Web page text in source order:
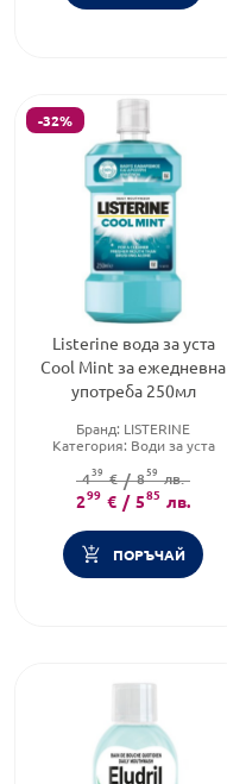
-32%
Listerine вода за уста
Cool Mint за ежедневна
употреба 250мл
Бранд: LISTERINE
Категория: Води за уста
уста
439 € / 859 лв.
299 € / 585 лв.
ПОРЪЧАЙ